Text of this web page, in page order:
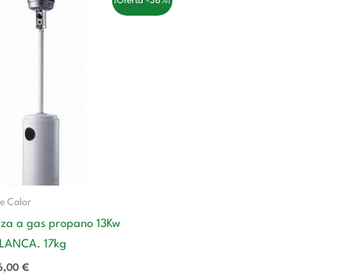
Calor
a gas propano 13Kw
17kg
€
precio
actual